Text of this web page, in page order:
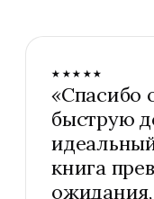
★★★★★
«Спасибо
быструю
книга